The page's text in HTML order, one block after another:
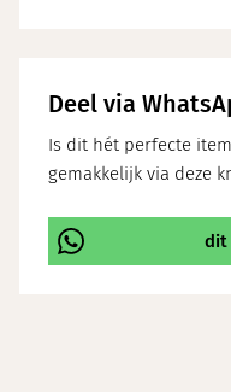
Deel via
Is dit hét perfecte
gemakkelijk via deze
dit